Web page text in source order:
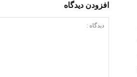
افزودن دیدگاه